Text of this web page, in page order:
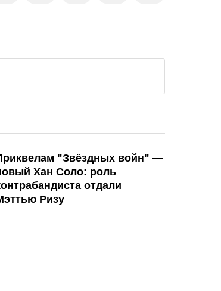
"Звёздных войн" —
Хан Соло: роль
отдали
Ризу